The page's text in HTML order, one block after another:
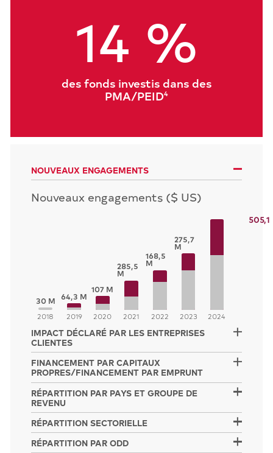
14 %
des fonds investis dans des
PMA/PEID4
NOUVEAUX ENGAGEMENTS
Nouveaux engagements ($ US)
30 M
2018
64,3 M
2019
107 M
2020
285,5
M
2021
168,5
M
2022
275,7
M
2023
505,1
2024
IMPACT DÉCLARÉ PAR LES ENTREPRISES
CLIENTES
FINANCEMENT PAR CAPITAUX
PROPRES/FINANCEMENT PAR EMPRUNT
RÉPARTITION PAR PAYS ET GROUPE DE
REVENU
RÉPARTITION SECTORIELLE
RÉPARTITION PAR ODD